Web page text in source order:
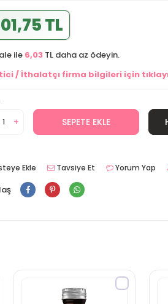
TL
ile 6,03 TL daha az ödeyin.
/ İthalatçı firma bilgileri için
SEPETE EKLE
Ekle Tavsiye Et Yorum Yap